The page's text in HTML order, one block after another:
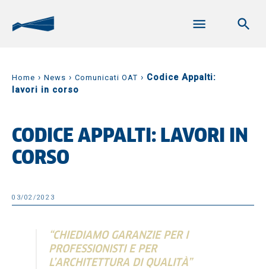
Home › News › Comunicati OAT › Codice Appalti:
lavori in corso
CODICE APPALTI: LAVORI IN
CORSO
03/02/2023
“CHIEDIAMO GARANZIE PER I
PROFESSIONISTI E PER
L’ARCHITETTURA DI QUALITÀ”